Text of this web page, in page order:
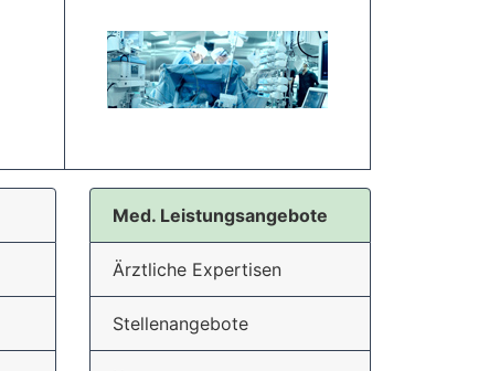
Med. Leistungsangebote
Ärztliche Expertisen
Stellenangebote